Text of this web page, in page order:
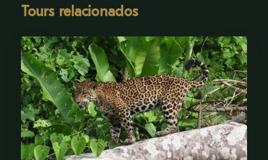
tropical en movimiento. Guacamayos coloridos,
mientras los monos se desplazan por el dosel con
una agilidad notable. A medida que
contemplamos la vasta extensión de vegetación
que se extiende hasta el horizonte, apreciaremos
más profundamente el delicado equilibrio que
sostiene este próspero ecosistema.
CRONOGRAMA
Tours relacionados